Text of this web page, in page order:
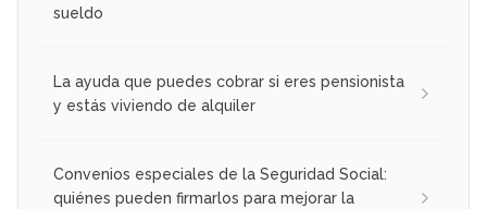
sueldo
La ayuda que puedes cobrar si eres pensionista
y estás viviendo de alquiler
Convenios especiales de la Seguridad Social:
quiénes pueden firmarlos para mejorar la